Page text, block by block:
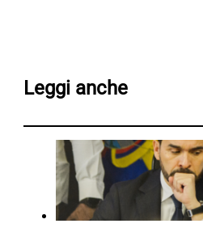
Leggi anche